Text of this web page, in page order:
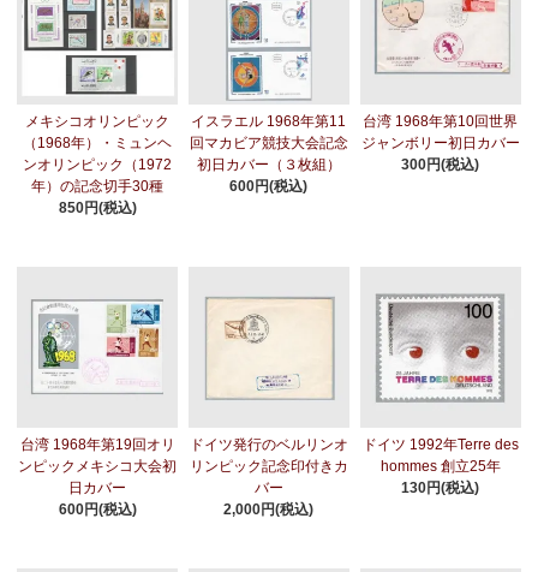
メキシコオリンピック
（1968年）・ミュンヘ
ンオリンピック（1972
年）の記念切手30種
850円(税込)
イスラエル 1968年第11
回マカビア競技大会記念
初日カバー（３枚組）
600円(税込)
台湾 1968年第10回世界
ジャンボリー初日カバー
300円(税込)
台湾 1968年第19回オリ
ンピックメキシコ大会初
日カバー
600円(税込)
ドイツ発行のベルリンオ
リンピック記念印付きカ
バー
2,000円(税込)
ドイツ 1992年Terre des
hommes 創立25年
130円(税込)